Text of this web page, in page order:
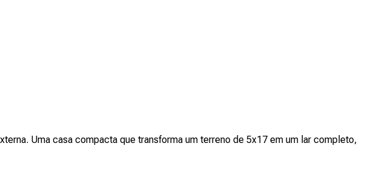
Uma casa compacta que transforma um terreno de 5x17 em um lar completo,